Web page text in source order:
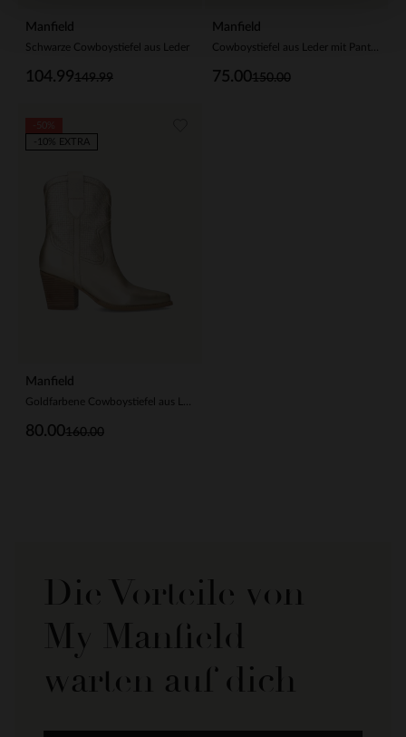
Manfield
Schwarze Cowboystiefel aus Leder
149.99
104.99
Manfield
150.00
75.00
Manfield
160.00
80.00
-10% EXTRA
Die Vorteile von
My Manfield
warten auf dich